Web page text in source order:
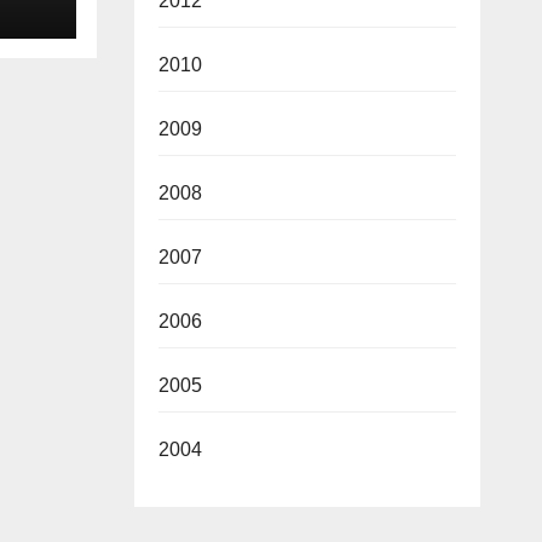
2010
2009
2008
2007
2006
2005
2004